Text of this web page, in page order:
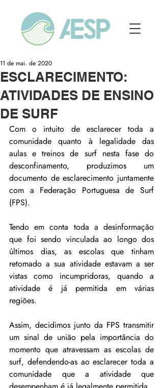
ESCLARECIMENTO:
ATIVIDADES DE ENSINO
DE SURF
11 de mai. de 2020
Com o intuito de esclarecer toda a
comunidade quanto à legalidade das
aulas e treinos de surf nesta fase do
desconfinamento, produzimos um
documento de esclarecimento juntamente
com a Federação Portuguesa de Surf
(FPS).
Tendo em conta toda a desinformação
que foi sendo vinculada ao longo dos
últimos dias, as escolas que tinham
retomado a sua atividade estavam a ser
vistas como incumpridoras, quando a
atividade é já permitida em várias
regiões.
Assim, decidimos junto da FPS transmitir
um sinal de união pela importância do
momento que atravessam as escolas de
surf, defendendo-as ao esclarecer toda a
comunidade que a atividade que